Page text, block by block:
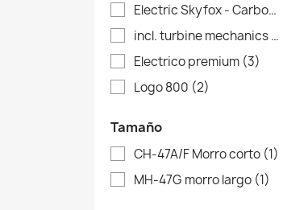
Electric Skyfox - Carbon
incl. turbine mechanics
(4)
Electrico premium (3)
Logo 800 (2)
Tamaño
CH-47A/F Morro corto (1)
MH-47G morro largo (1)